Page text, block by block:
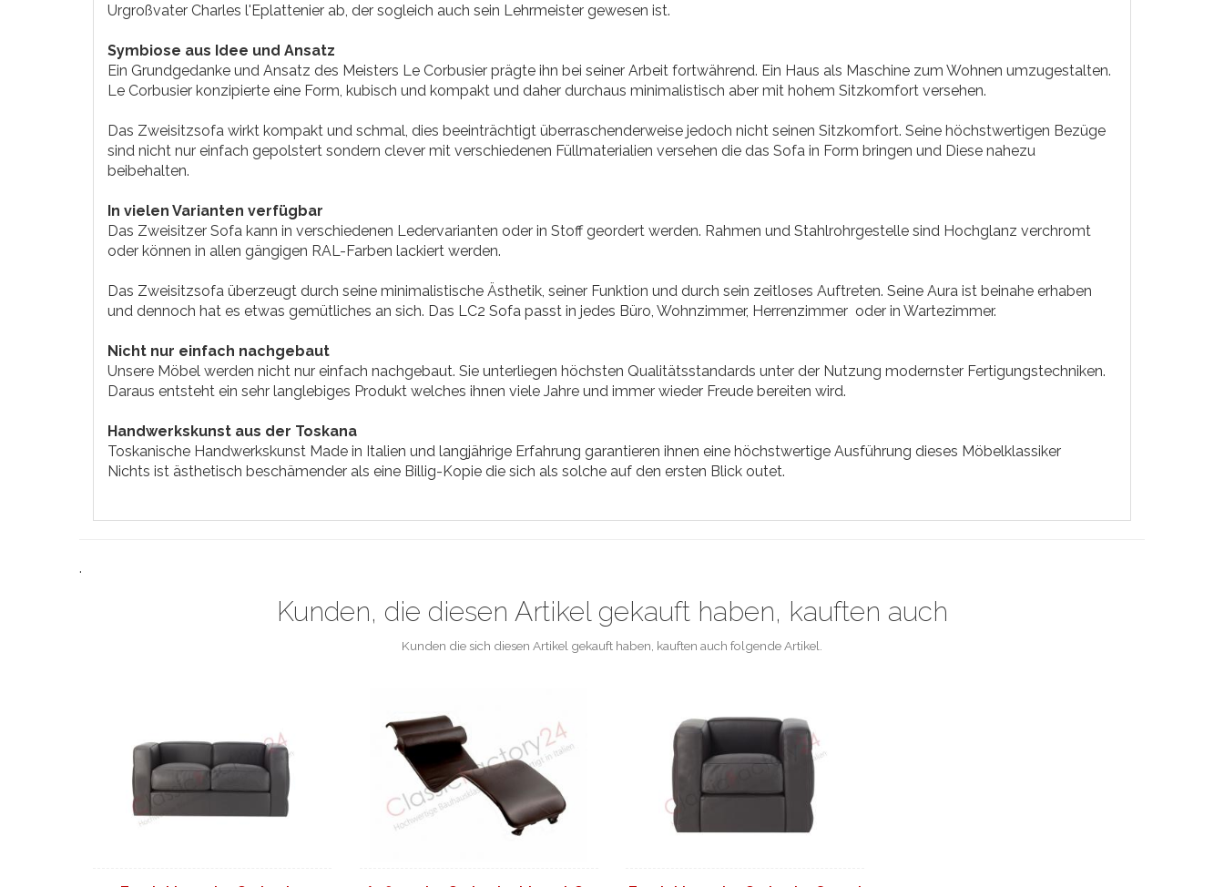
Urgroßvater Charles l'Eplattenier ab, der sogleich auch sein Lehrmeister gewesen ist.
Symbiose aus Idee und Ansatz
Ein Grundgedanke und Ansatz des Meisters Le Corbusier prägte ihn bei seiner Arbeit fortwährend. Ein Haus als Maschine zum Wohnen umzugestalten.
Le Corbusier konzipierte eine Form, kubisch und kompakt und daher durchaus minimalistisch aber mit hohem Sitzkomfort versehen.
Das Zweisitzsofa wirkt kompakt und schmal, dies beeinträchtigt überraschenderweise jedoch nicht seinen Sitzkomfort. Seine höchstwertigen Bezüge
sind nicht nur einfach gepolstert sondern clever mit verschiedenen Füllmaterialien versehen die das Sofa in Form bringen und Diese nahezu
beibehalten.
In vielen Varianten verfügbar
Das Zweisitzer Sofa kann in verschiedenen Ledervarianten oder in Stoff geordert werden. Rahmen und Stahlrohrgestelle sind Hochglanz verchromt
oder können in allen gängigen RAL-Farben lackiert werden.
Das Zweisitzsofa überzeugt durch seine minimalistische Ästhetik, seiner Funktion und durch sein zeitloses Auftreten. Seine Aura ist beinahe erhaben
und dennoch hat es etwas gemütliches an sich. Das LC2 Sofa passt in jedes Büro, Wohnzimmer, Herrenzimmer oder in Wartezimmer.
Nicht nur einfach nachgebaut
Unsere Möbel werden nicht nur einfach nachgebaut. Sie unterliegen höchsten Qualitätsstandards unter der Nutzung modernster Fertigungstechniken.
Daraus entsteht ein sehr langlebiges Produkt welches ihnen viele Jahre und immer wieder Freude bereiten wird.
Handwerkskunst aus der Toskana
Toskanische Handwerkskunst Made in Italien und langjährige Erfahrung garantieren ihnen eine höchstwertige Ausführung dieses Möbelklassiker
Nichts ist ästhetisch beschämender als eine Billig-Kopie die sich als solche auf den ersten Blick outet.
.
Kunden, die diesen Artikel gekauft haben, kauften auch
Kunden die sich diesen Artikel gekauft haben, kauften auch folgende Artikel.